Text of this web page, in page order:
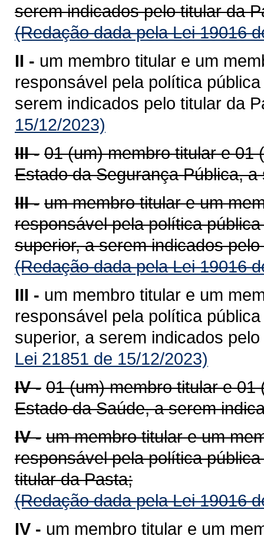
serem indicados pelo titular da
(Redação dada pela Lei 19016
II - um membro titular e um
responsável pela política
serem indicados pelo titular da
15/12/2023)
III - 01 (um) membro titular e 01
Estado da Segurança Pública,
III - um membro titular e um
responsável pela política
superior, a serem indicados
(Redação dada pela Lei 19016
III - um membro titular e um
responsável pela política
superior, a serem indicados
Lei 21851 de 15/12/2023)
IV - 01 (um) membro titular e
Estado da Saúde, a serem
IV - um membro titular e um
responsável pela política
titular da Pasta;
(Redação dada pela Lei 19016
IV - um membro titular e um